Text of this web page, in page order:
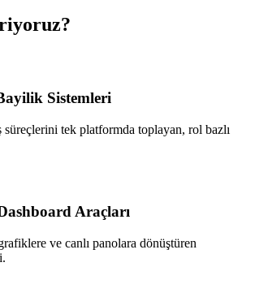
Sistemleri
süreçlerini tek platformda toplayan, rol bazlı
Araçları
ve canlı panolara dönüştüren